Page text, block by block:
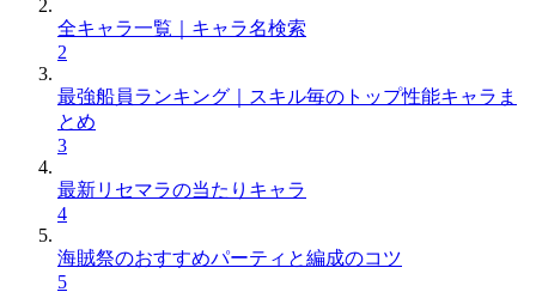
全キャラ一覧｜キャラ名検索
2
最強船員ランキング｜スキル毎のトップ性能キャラま
とめ
3
最新リセマラの当たりキャラ
4
海賊祭のおすすめパーティと編成のコツ
5